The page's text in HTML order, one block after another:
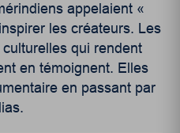
appelaient «
les créateurs. Les
qui rendent
en témoignent. Elles
en passant par